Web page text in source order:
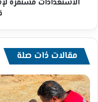
الاستعدادات مستمرة
مقالات ذات صلة